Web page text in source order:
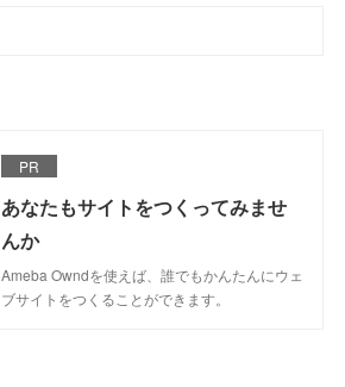
PR
あなたもサイトをつくってみませ
んか
Ameba Owndを使えば、誰でもかんたんにウェ
ブサイトをつくることができます。